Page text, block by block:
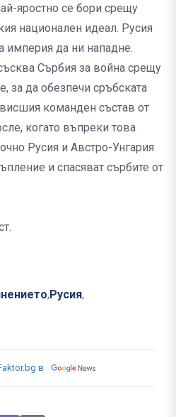
яростно се бори срещу
национален идеал. Русия
империя да ни нападне.
Сърбия за война срещу
за да обезпечи сръбската
команден състав от
когато въпреки това
Русия и Австро-Унгария
и спасяват сърбите от
, Русия,
в